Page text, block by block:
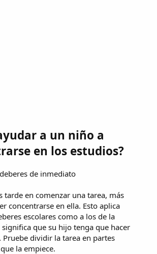
a un niño a
en los estudios?
de inmediato
tarde en comenzar una tarea, más
concentrarse en ella. Esto aplica
escolares como a los de la
significa que su hijo tenga que hacer
Pruebe dividir la tarea en partes
la empiece.